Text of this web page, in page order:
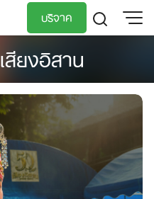
บริจาค
TH
ยงอิสาน